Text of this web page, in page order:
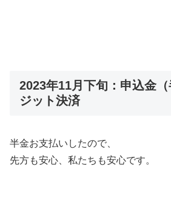
2023年11月下旬：申込金
ジット決済
半金お支払いしたので、
先方も安心、私たちも安心です。